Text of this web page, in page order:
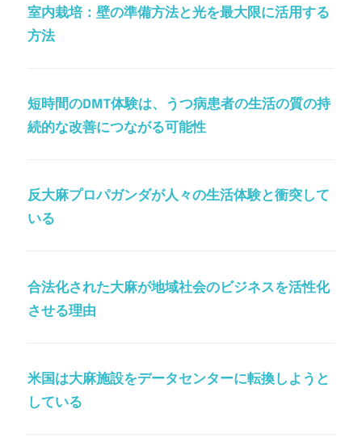
室内栽培：壁の準備方法と光を最大限に活用する
方法
短時間のDMT体験は、うつ病患者の生活の質の持
続的な改善につながる可能性
反大麻プロパガンダが人々の生活体験と衝突して
いる
合法化された大麻が地域社会のビジネスを活性化
させる理由
米国は大麻施設をデータセンターに転換しようと
している